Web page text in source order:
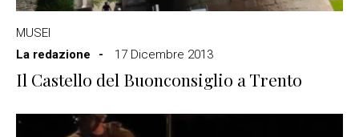
MUSEI
La redazione
17 Dicembre 2013
Il Castello del Buonconsiglio a Trento